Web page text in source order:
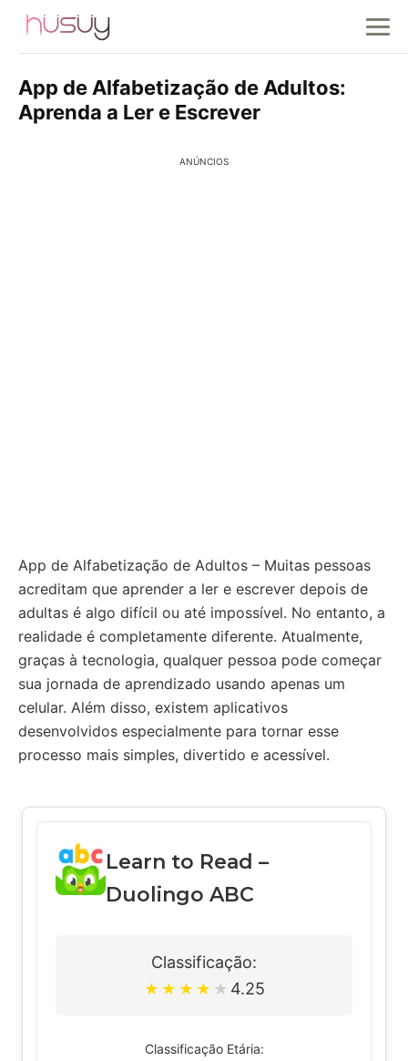
App de Alfabetização de Adultos:
Aprenda a Ler e Escrever
ANÚNCIOS
App de Alfabetização de Adultos – Muitas pessoas
acreditam que aprender a ler e escrever depois de
adultas é algo difícil ou até impossível. No entanto, a
realidade é completamente diferente. Atualmente,
graças à tecnologia, qualquer pessoa pode começar
sua jornada de aprendizado usando apenas um
celular. Além disso, existem aplicativos
desenvolvidos especialmente para tornar esse
processo mais simples, divertido e acessível.
Learn to Read –
Duolingo ABC
Classificação:
★ ★ ★ ★ ★ 4.25
Classificação Etária: